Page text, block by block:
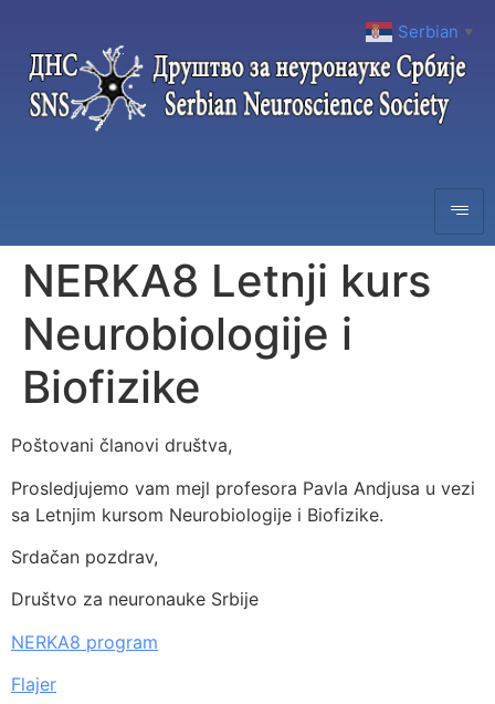
NERKA8 Letnji kurs
Neurobiologije i
Biofizike
Poštovani članovi društva,
Prosledjujemo vam mejl profesora Pavla Andjusa u vezi
sa Letnjim kursom Neurobiologije i Biofizike.
Srdačan pozdrav,
Društvo za neuronauke Srbije
NERKA8 program
Flajer
Serbian ▼